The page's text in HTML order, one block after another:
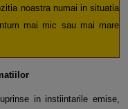
noastra numai in situatia
mai mic sau mai mare
in instiintarile emise,